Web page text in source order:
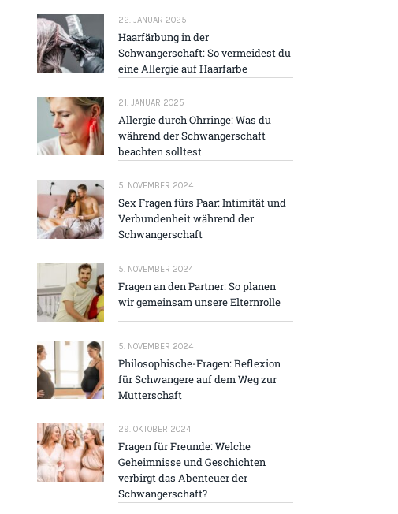
22. JANUAR 2025
Haarfärbung in der
Schwangerschaft: So vermeidest du
eine Allergie auf Haarfarbe
21. JANUAR 2025
Allergie durch Ohrringe: Was du
während der Schwangerschaft
beachten solltest
5. NOVEMBER 2024
Sex Fragen fürs Paar: Intimität und
Verbundenheit während der
Schwangerschaft
5. NOVEMBER 2024
Fragen an den Partner: So planen
wir gemeinsam unsere Elternrolle
5. NOVEMBER 2024
Philosophische-Fragen: Reflexion
für Schwangere auf dem Weg zur
Mutterschaft
29. OKTOBER 2024
Fragen für Freunde: Welche
Geheimnisse und Geschichten
verbirgt das Abenteuer der
Schwangerschaft?